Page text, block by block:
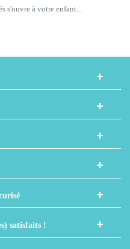
s'ouvre à votre enfant...
satisfaits !